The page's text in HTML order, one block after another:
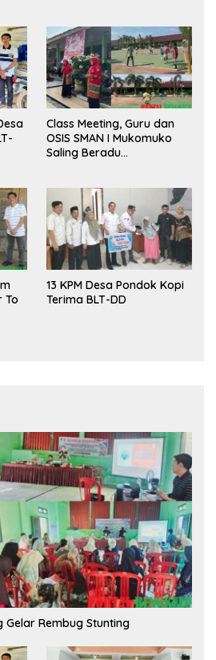
Class Meeting, Guru dan
OSIS SMAN I Mukomuko
Saling Beradu
To
13 KPM Desa Pondok Kopi
Terima BLT-DD
Gelar Rembug Stunting